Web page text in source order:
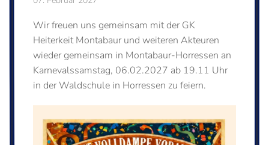
Wir freuen uns gemeinsam mit der GK
Heiterkeit Montabaur und weiteren Akteuren
wieder gemeinsam in Montabaur-Horressen an
Karnevalssamstag, 06.02.2027 ab 19.11 Uhr
in der Waldschule in Horressen zu feiern.